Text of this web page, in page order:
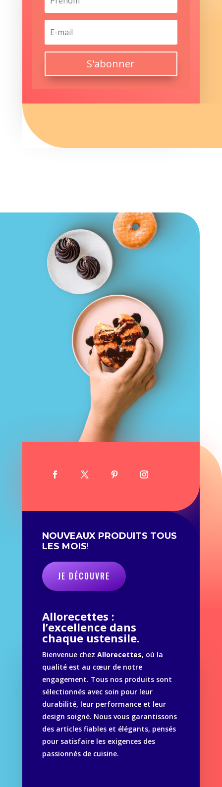
S'abonner
NOUVEAUX PRODUITS TOUS
LES MOIS!
JE DÉCOUVRE
Allorecettes :
l’excellence dans
chaque ustensile.
Bienvenue chez Allorecettes, où la
qualité est au cœur de notre
engagement. Tous nos produits sont
sélectionnés avec soin pour leur
durabilité, leur performance et leur
design soigné. Nous vous garantissons
des articles fiables et élégants, pensés
pour satisfaire les exigences des
passionnés de cuisine.